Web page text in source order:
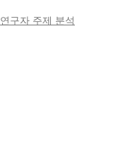
연구자 주제 분석